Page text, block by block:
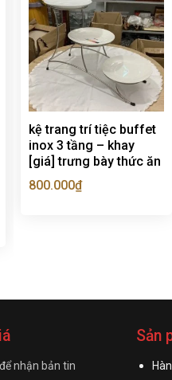
kệ trang trí tiệc buffet
inox 3 tầng – khay
[giá] trưng bày thức ăn
800.000₫
nhận bản tin
Sản